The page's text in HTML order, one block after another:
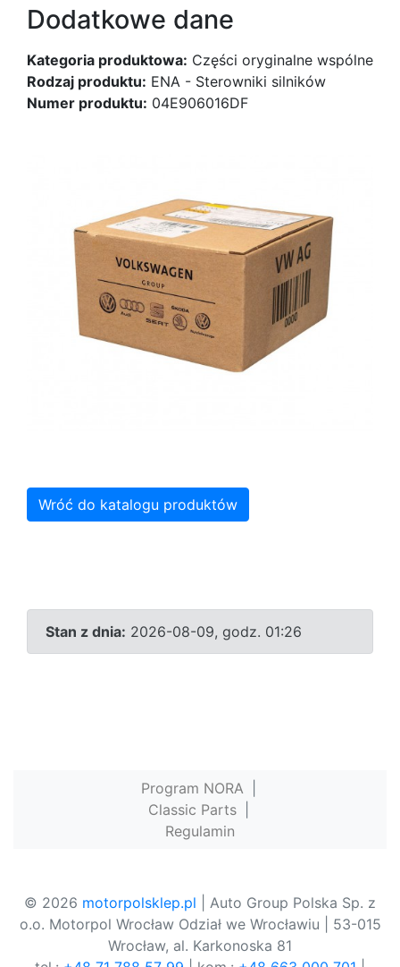
Dodatkowe dane
Kategoria produktowa: Części oryginalne wspólne
Rodzaj produktu: ENA - Sterowniki silników
Numer produktu: 04E906016DF
Wróć do katalogu produktów
Stan z dnia: 2026-08-09, godz. 01:26
Program NORA
Classic Parts
Regulamin
© 2026 motorpolsklep.pl | Auto Group Polska Sp. z
o.o. Motorpol Wrocław Odział we Wrocławiu | 53-015
Wrocław, al. Karkonoska 81